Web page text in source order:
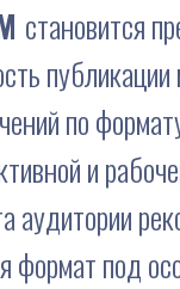
становится
по
и
аудитории
формат под